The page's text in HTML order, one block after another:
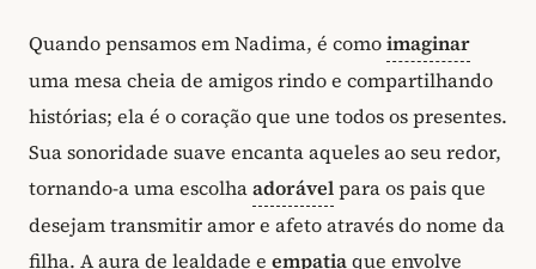
Quando pensamos em Nadima, é comoimaginar
uma mesa cheia de amigos rindo e compartilhando
histórias; ela é o coração que une todos os presentes.
Sua sonoridade suave encanta aqueles ao seu redor,
tornando-a uma escolhaadorávelpara os pais que
desejam transmitir amor e afeto através do nome da
filha. A aura de lealdade e empatiaque envolve